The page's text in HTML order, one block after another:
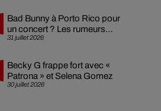
31 juillet 2026
Bad Bunny à Porto Rico pour
un concert ? Les rumeurs
s'intensifient
30 juillet 2026
Becky G frappe fort avec «
Patrona » et Selena Gomez